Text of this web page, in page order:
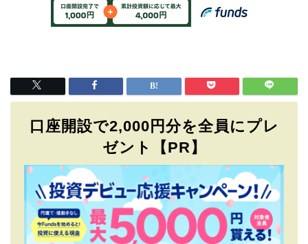
口座開設で2,000円分を全員にプレ
ゼント【PR】